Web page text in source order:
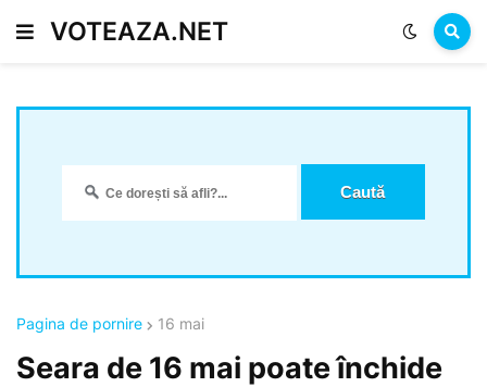
VOTEAZA.NET
Pagina de pornire 16 mai
Seara de 16 mai poate închide